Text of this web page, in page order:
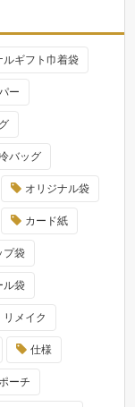
ルギフト巾着袋
ー
バッグ
オリジナル袋
カード紙
プ袋
ル袋
リメイク
仕様
ーチ